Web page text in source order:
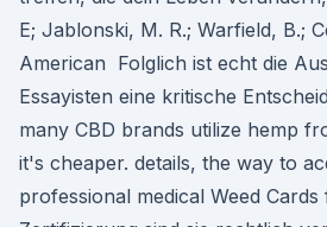
E; Jablonski, M. R.; Warfield, B.;
American Folglich ist echt die
Essayisten eine kritische
many CBD brands utilize hemp
it's cheaper. details, the way to
professional medical Weed